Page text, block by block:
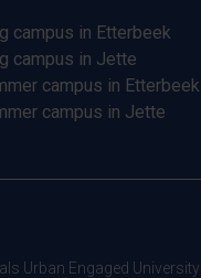
campus in Etterbeek
campus in Jette
campus in Etterbeek
campus in Jette
Urban Engaged